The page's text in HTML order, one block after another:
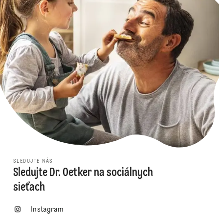
SLEDUJTE NÁS
Sledujte Dr. Oetker na sociálnych
sieťach
Instagram